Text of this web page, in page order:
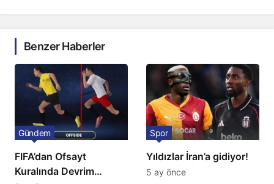
Benzer Haberler
FIFA’dan Ofsayt
Kuralında Devrim
Gündem
Yıldızlar İran’a gidiyor!
Spor
5 ay önce